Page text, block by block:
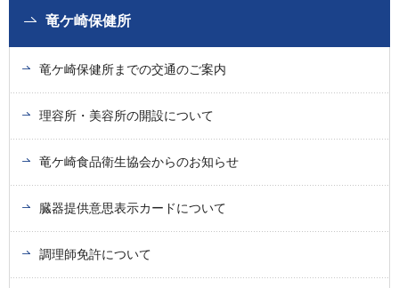
竜ケ崎保健所
竜ケ崎保健所までの交通のご案内
理容所・美容所の開設について
竜ケ崎食品衛生協会からのお知らせ
臓器提供意思表示カードについて
調理師免許について